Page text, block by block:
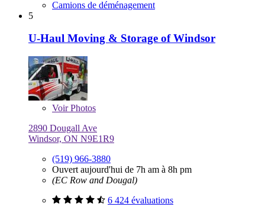
Camions de déménagement
5
U-Haul Moving & Storage of Windsor
VoirPhotos
2890 Dougall Ave
Windsor, ON N9E1R9
(519) 966-3880
Ouvert aujourd'hui de 7h am à 8h pm
(EC Row and Dougal)
6 424 évaluations